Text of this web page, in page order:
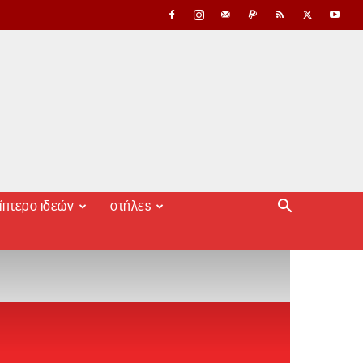
ιδεών στήλες